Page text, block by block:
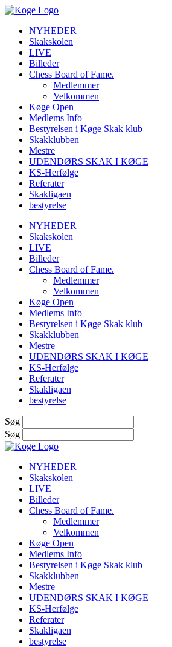
Videre
indholdNYHEDER
Skakskolen
LIVE
Billeder
Chess Board of Fame.
Medlemmer
Velkommen
Køge Open
Medlems Info
Bestyrelsen i Køge Skak klub
Skakklubben
Mestre
UDENDØRS SKAK I KØGE
KS-Herfølge
Referater
Skakligaen
bestyrelse
NYHEDER
Skakskolen
LIVE
Billeder
Chess Board of Fame.
Medlemmer
Velkommen
Køge Open
Medlems Info
Bestyrelsen i Køge Skak klub
Skakklubben
Mestre
UDENDØRS SKAK I KØGE
KS-Herfølge
Referater
Skakligaen
bestyrelse
Søg
Søg
NYHEDER
Skakskolen
LIVE
Billeder
Chess Board of Fame.
Medlemmer
Velkommen
Køge Open
Medlems Info
Bestyrelsen i Køge Skak klub
Skakklubben
Mestre
UDENDØRS SKAK I KØGE
KS-Herfølge
Referater
Skakligaen
bestyrelse